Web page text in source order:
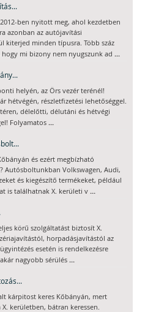
ben nyitott meg, ahol kezdetben
azonban az autójavítási
kiterjed minden típusra. Több száz
mi bizony nem nyugszunk ad ...
helyén, az Örs vezér terénél!
hétvégén, részletfizetési lehetőséggel.
délelőtti, délutáni és hétvégi
Folyamatos ...
és ezért megbízható
Autósboltunkban Volkswagen, Audi,
és kiegészítő termékeket, például
is találhatnak X. kerületi v ...
körű szolgáltatást biztosít X.
horpadásjavítástól az
esetén is rendelkezésre
nagyobb sérülés ...
kárpitost keres Kőbányán, mert
kerületben, bátran keressen.